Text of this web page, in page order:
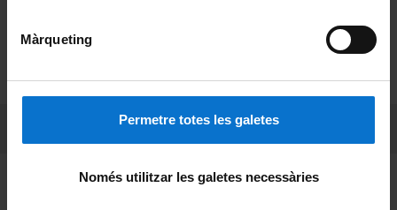
Màrqueting
Permetre totes les galetes
Només utilitzar les galetes necessàries
Privacidad y términos
Sobre UBtv
Fundadora de la Miembro de la